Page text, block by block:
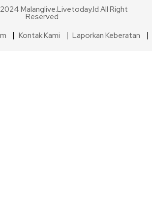
Malanglive.livetoday.id All Right
Reserved
Kontak Kami Laporkan Keberatan